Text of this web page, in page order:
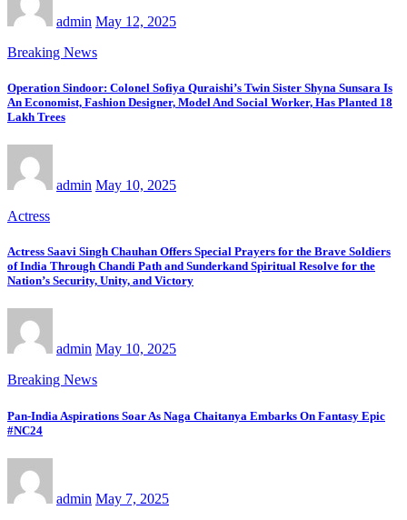
admin May 12, 2025
Breaking News
Operation Sindoor: Colonel Sofiya Quraishi’s Twin Sister Shyna Sunsara Is
An Economist, Fashion Designer, Model And Social Worker, Has Planted 18
Lakh Trees
admin May 10, 2025
Actress
Actress Saavi Singh Chauhan Offers Special Prayers for the Brave Soldiers
of India Through Chandi Path and Sunderkand Spiritual Resolve for the
Nation’s Security, Unity, and Victory
admin May 10, 2025
Breaking News
Pan-India Aspirations Soar As Naga Chaitanya Embarks On Fantasy Epic
#NC24
admin May 7, 2025